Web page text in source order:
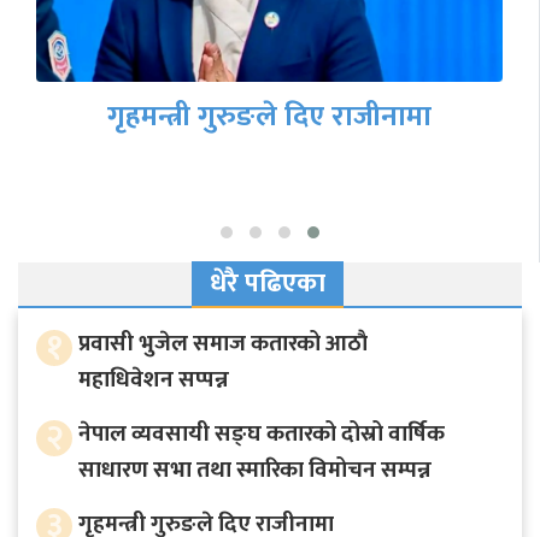
गृहमन्त्री गुरुङले दिए राजीनामा
धेरै पढिएका
१ प्रवासी भुजेल समाज कतारको आठाै
महाधिवेशन सप्पन्न
२ नेपाल व्यवसायी सङ्घ कतारको दोस्रो वार्षिक
साधारण सभा तथा स्मारिका विमोचन सम्पन्न
गृहमन्त्री गुरुङले दिए राजीनामा